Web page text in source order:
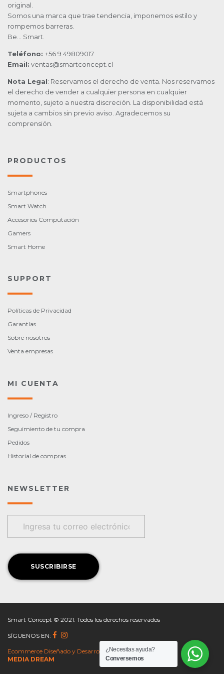
original.
Somos una marca que trae tendencia, imponemos estilo y
rompemos barreras.
Be… Smart.
Teléfono: +56 9 49809017
Email: ventas@smartconcept.cl
Nota Legal: Reservamos el derecho de venta. Nos reservamos
el derecho de vender a cualquier persona en cualquier
momento, sujeto a nuestra discreción. La disponibilidad está
sujeta a cambios sin previo aviso. Agradecemos su
comprensión.
PRODUCTOS
Smartphones
Smart Watch
Accesorios Computación
Gamers
Smart Home
SUPPORT
Políticas de Privacidad
Garantías
Sobre nosotros
Venta empresas
MI CUENTA
Ingreso / Registro
Seguimiento de tu compra
Pedidos
Historial de compras
NEWSLETTER
Smart Concept © 2021. Todos los derechos reservados
SÍGUENOS EN:
Ecommerce Diseñado y Desarrollado por
MEDIA DREAM
¿Necesitas ayuda?
Conversemos